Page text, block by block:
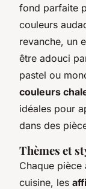
fond parfaite
couleurs
revanche, un
être adouci
pastel ou
couleurs
idéales pour
dans des
Thèmes et
Chaque pièce
cuisine, les